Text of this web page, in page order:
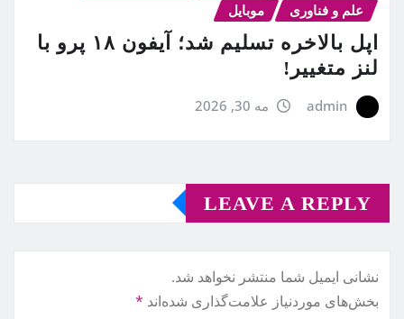
علم و فناوری
موبایل
اپل بالاخره تسلیم شد؛ آیفون ۱۸ پرو با
لنز متغییر!
admin مه 30, 2026
LEAVE A REPLY
نشانی ایمیل شما منتشر نخواهد شد.
بخش‌های موردنیاز علامت‌گذاری شده‌اند *